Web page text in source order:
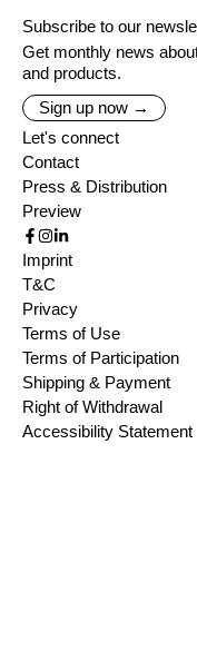
Subscribe to our
Get monthly news
and products.
Sign up now →
Let's connect
Contact
Press & Distribution
Preview
Imprint
T&C
Privacy
Terms of Use
Terms of Participation
Shipping & Payment
Right of Withdrawal
Accessibility Statement